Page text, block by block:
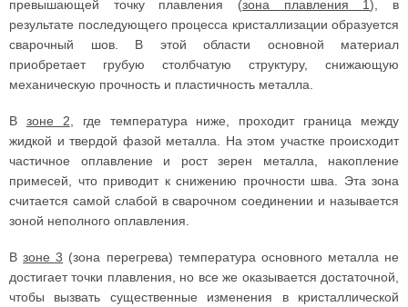
превышающей точку плавления (зона плавления 1), в
результате последующего процесса кристаллизации образуется
сварочный шов. В этой области основной материал
приобретает грубую столбчатую структуру, снижающую
механическую прочность и пластичность металла.
В зоне 2 , где температура ниже, проходит граница между
жидкой и твердой фазой металла. На этом участке происходит
частичное оплавление и рост зерен металла, накопление
примесей, что приводит к снижению прочности шва. Эта зона
считается самой слабой в сварочном соединении и называется
зоной неполного оплавления.
Взоне 3 (зона перегрева) температура основного металла не
достигает точки плавления, но все же оказывается достаточной,
чтобы вызвать существенные изменения в кристаллической